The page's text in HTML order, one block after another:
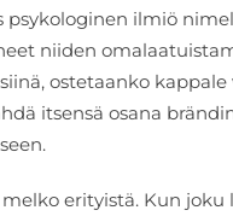
psykologinen ilmiö
niiden
ostetaanko
itsensä osana
erityistä. Kun